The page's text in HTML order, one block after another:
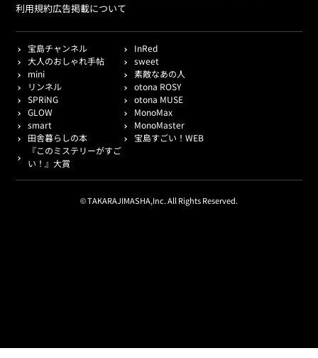
利用規約広告掲載について
宝島チャンネル
InRed
大人のおしゃれ手帖
sweet
mini
素敵なあの人
リンネル
otona ROSY
SPRiNG
otona MUSE
GLOW
MonoMax
smart
MonoMaster
田舎暮らしの本
宝島すごい！WEB
『このミステリーがすご
い！』大賞
© TAKARAJIMASHA,Inc. All Rights Reserved.